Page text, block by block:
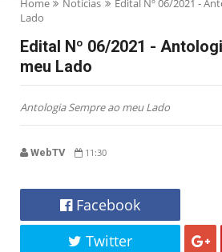
Home Notícias
Edital Nº 06/2021 -
Lado
Edital Nº 06/2021 -
meu Lado
Antologia Sempre ao meu Lado
WebTV 11:30
Facebook
Twitter